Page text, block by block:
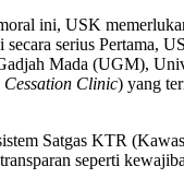
ini, USK
secara serius Pertama,
Mada (UGM),
Cessation Clinic) yang
Satgas KTR
seperti